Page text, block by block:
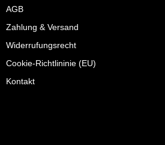
AGB
Zahlung & Versand
Widerrufungsrecht
Cookie-Richtlininie (EU)
Kontakt